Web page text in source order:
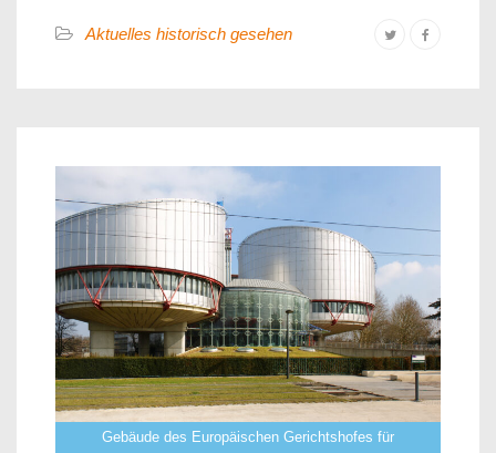
Aktuelles historisch gesehen
Gebäude des Europäischen Gerichtshofes für